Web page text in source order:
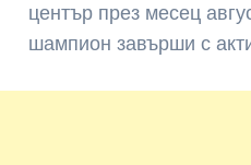
център през месец
шампион завърши с